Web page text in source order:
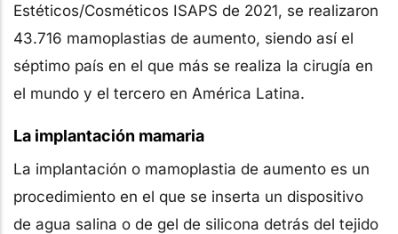
Estéticos/Cosméticos ISAPS de 2021, se realizaron
43.716 mamoplastias de aumento, siendo así el
séptimo país en el que más se realiza la cirugía en
el mundo y el tercero en América Latina.
La implantación mamaria
La implantación o mamoplastia de aumento es un
procedimiento en el que se inserta un dispositivo
de agua salina o de gel de silicona detrás del tejido